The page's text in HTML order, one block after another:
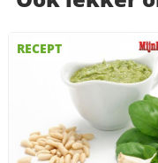
RECEPT